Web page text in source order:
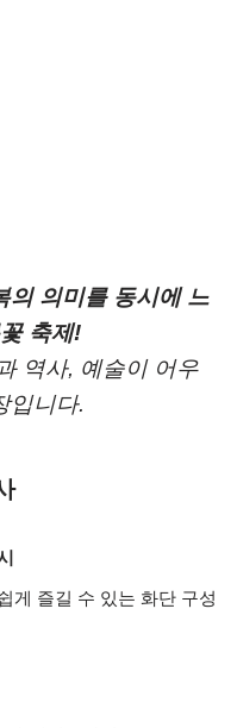
의 의미를 동시에 느
축제!
역사, 예술이 어우
입니다.
게 즐길 수 있는 화단 구성